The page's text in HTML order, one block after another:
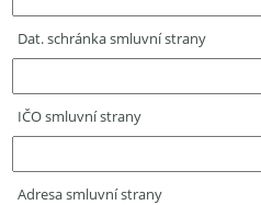
Dat. schránka smluvní strany
IČO smluvní strany
Adresa smluvní strany